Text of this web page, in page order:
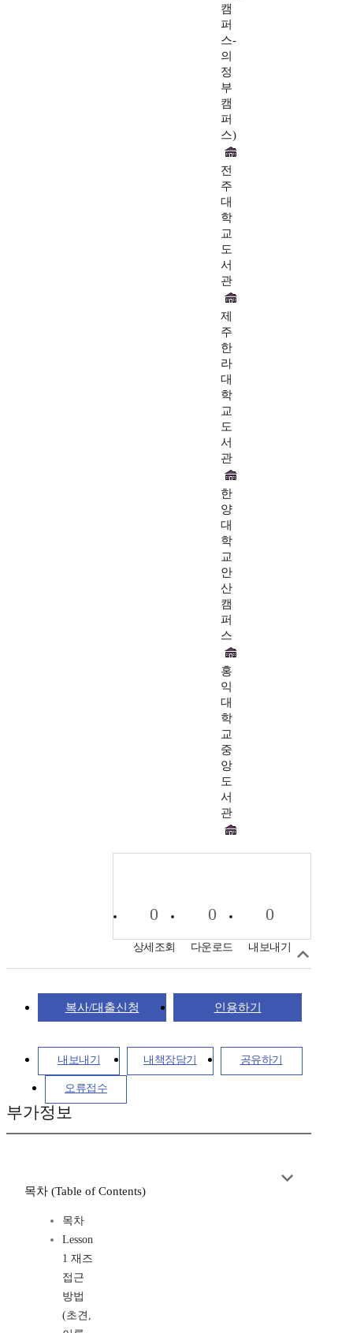
캠
퍼
스-
의
정
부
캠
퍼
스)
전
주
대
학
교
도
서
관
제
주
한
라
대
학
교
도
서
관
한
양
대
학
교
안
산
캠
퍼
스
홍
익
대
학
교
중
앙
도
서
관
0
상세조회
0
다운로드
0
내보내기
복사/대출신청 인용하기
내보내기 내책장담기 공유하기
오류접수
부가정보
목차 (Table of Contents)
목차
Lesson
1 재즈
접근
방법
(초견,